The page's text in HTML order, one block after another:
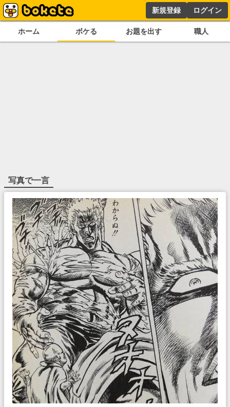
新規登録 ログイン
ホーム ボケる お題を出す 職人
写真で一言